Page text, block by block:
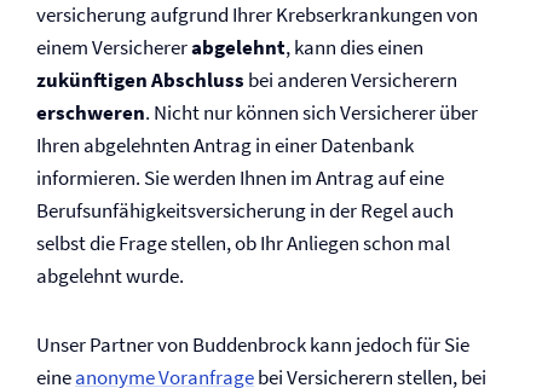
versicherung aufgrund Ihrer Krebs­erkrankungen von
einem Versichererabgelehnt, kann dies einen
zukünftigen Abschluss bei anderen Versicherern
erschweren. Nicht nur können sich Versicherer über
Ihren abgelehnten Antrag in einer Datenbank
informieren. Sie werden Ihnen im Antrag auf eine
Berufs­unfähigkeits­versicherung in der Regel auch
selbst die Frage stellen, ob Ihr Anliegen schon mal
abgelehnt wurde.
Unser Partner von Buddenbrock kann jedoch für Sie
eineanonyme Voranfragebei Versicherern stellen, bei